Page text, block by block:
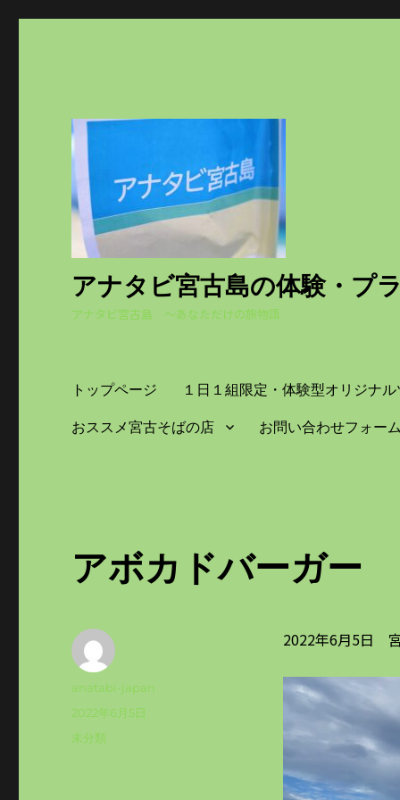
アナタビ宮古島の体験・プ
アナタビ宮古島 ～あなただけの旅物語
トップページ １日１組限定・体験型オリジナ
おススメ宮古そばの店 お問い合わせフォー
アボカドバーガー
2022年6月5日
投
anatabi-japan
投
稿
2022年6月5日
カ
未分類